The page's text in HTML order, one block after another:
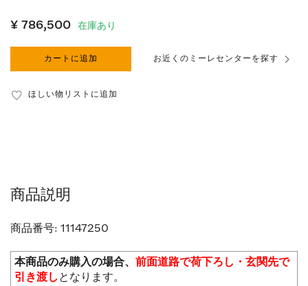
¥ 786,500 在庫あり
カートに追加 お近くのミーレセンターを探す
ほしい物リストに追加
商品説明
商品番号: 11147250
本商品のみ購入の場合、 前面道路で荷下ろし・玄関先で
引き渡し となります。